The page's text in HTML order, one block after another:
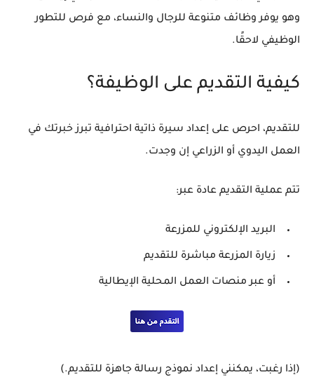
وهو يوفر وظائف متنوعة للرجال والنساء، مع فرص للتطور
الوظيفي لاحقًا.
كيفية التقديم على الوظيفة؟
للتقديم، احرص على إعداد سيرة ذاتية احترافية تبرز خبرتك في
العمل اليدوي أو الزراعي إن وجدت.
تتم عملية التقديم عادة عبر:
البريد الإلكتروني للمزرعة
زيارة المزرعة مباشرة للتقديم
أو عبر منصات العمل المحلية الإيطالية
(إذا رغبت، يمكنني إعداد نموذج رسالة جاهزة للتقديم.)